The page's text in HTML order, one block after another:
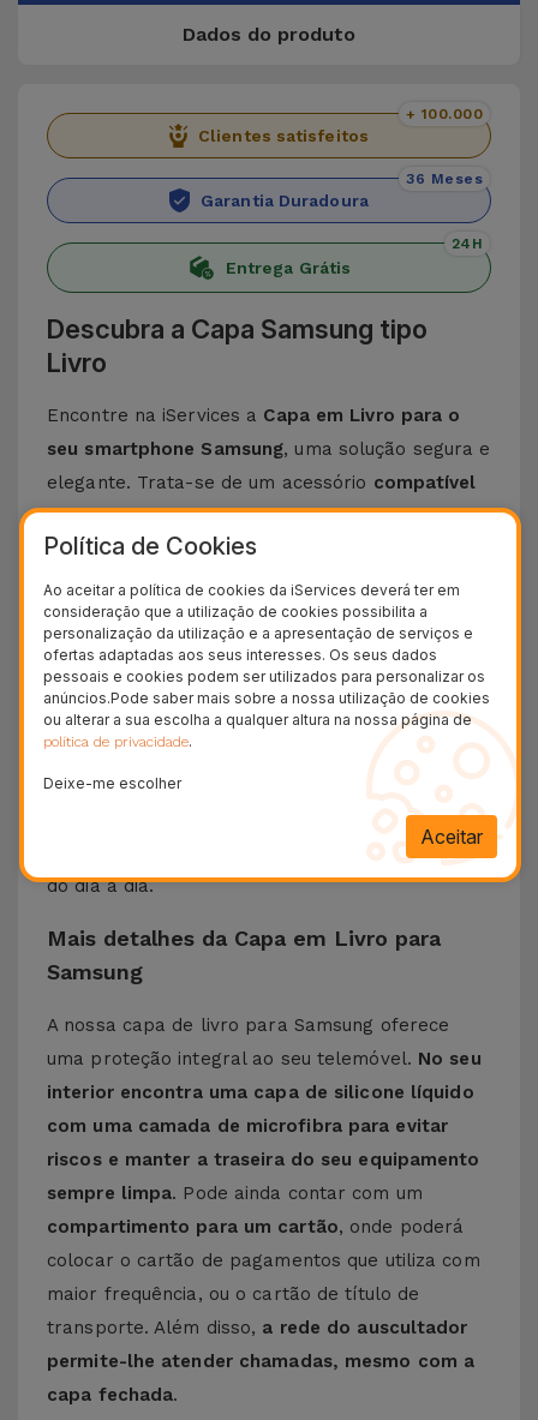
Dados do produto
Clientes satisfeitos
+ 100.000
Garantia Duradoura
36 Meses
Entrega Grátis
24H
Descubra a Capa Samsung tipo
Livro
Encontre na iServices a Capa em Livro para o
seu smartphone Samsung, uma solução segura e
elegante. Trata-se de um acessório compatível
com vários modelos de telemóveis Samsung.
Se procura uma capa para
Samsung A71ou para modelos mais recentes
como oSamsung S23 Ultra, é na nossa Loja
Online que vai encontrar.
Falar destaCapa Flip , é falar de uma
combinação perfeita entre proteção e estilo,
sem que a funcionalidade do telemóvel seja
comprometida . O design clássico de livro,
adiciona a esta capa descrição e proteção total
contra arranhões, quedas ou impactos comuns
do dia a dia.
Mais detalhes da Capa em Livro para
Samsung
A nossa capa de livro para Samsung oferece
uma proteção integral ao seu telemóvel. No seu
interior encontra uma capa de silicone líquido
com uma camada de microfibra para evitar
riscos e manter a traseira do seu equipamento
sempre limpa. Pode ainda contar com um
compartimento para um cartão, onde poderá
colocar o cartão de pagamentos que utiliza com
maior frequência, ou o cartão de título de
transporte. Além disso, a rede do auscultador
permite-lhe atender chamadas, mesmo com a
capa fechada.
Política de Cookies
Ao aceitar a política de cookies da iServices deverá ter em
consideração que a utilização de cookies possibilita a
personalização da utilização e a apresentação de serviços e
ofertas adaptadas aos seus interesses. Os seus dados
pessoais e cookies podem ser utilizados para personalizar os
anúncios.Pode saber mais sobre a nossa utilização de cookies
ou alterar a sua escolha a qualquer altura na nossa página de
política de privacidade.
Deixe-me escolher
Aceitar